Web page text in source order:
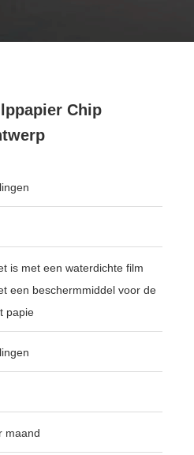
Chip
is met een waterdichte film
een beschermmiddel voor de
papie
maand